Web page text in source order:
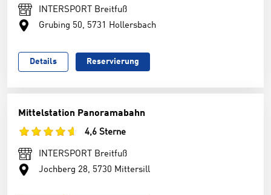
INTERSPORT Breitfuß
Grubing 50, 5731 Hollersbach
Details Reservierung
Mittelstation Panoramabahn
4,6 Sterne
INTERSPORT Breitfuß
Jochberg 28, 5730 Mittersill